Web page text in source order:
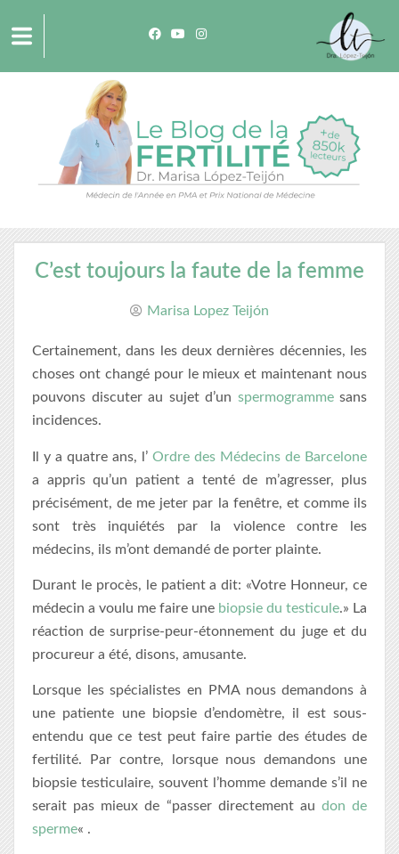
C’est toujours la faute de la femme
Marisa Lopez Teijón
Certainement, dans les deux dernières décennies, les
choses ont changé pour le mieux et maintenant nous
pouvons discuter au sujet d’un spermogrammesans
incidences.
Il y a quatre ans, l’ Ordre des Médecins de Barcelone
a appris qu’un patient a tenté de m’agresser, plus
précisément, de me jeter par la fenêtre, et comme ils
sont très inquiétés par la violence contre les
médecins, ils m’ont demandé de porter plainte.
Durant le procès, le patient a dit: «Votre Honneur, ce
médecin a voulu me faire une biopsie du testicule.» La
réaction de surprise-peur-étonnement du juge et du
procureur a été, disons, amusante.
Lorsque les spécialistes en PMA nous demandons à
une patiente une biopsie d’endomètre, il est sous-
entendu que ce test peut faire partie des études de
fertilité. Par contre, lorsque nous demandons une
biopsie testiculaire, souvent l’homme demande s’il ne
serait pas mieux de “passer directement au don de
sperme« .